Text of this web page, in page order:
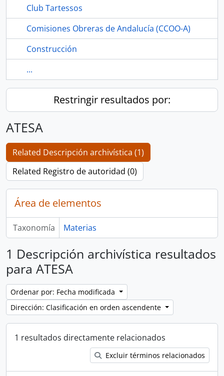
Club Tartessos
Comisiones Obreras de Andalucía (CCOO-A)
Construcción
...
Restringir resultados por:
ATESA
Related Descripción archivística (1)
Related Registro de autoridad (0)
Área de elementos
Taxonomía Materias
1 Descripción archivística resultados
para ATESA
Ordenar por: Fecha modificada
Dirección: Clasificación en orden ascendente
1 resultados directamente relacionados
Excluir términos relacionados